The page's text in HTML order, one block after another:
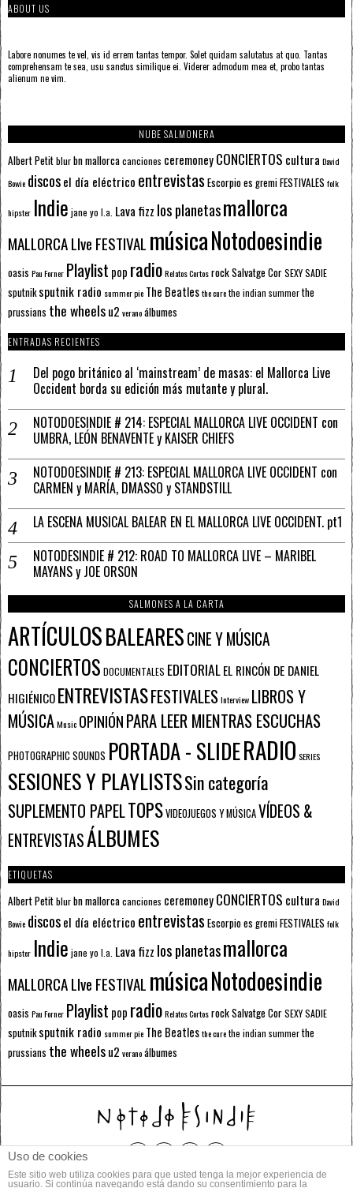
ABOUT US
Labore nonumes te vel, vis id errem tantas tempor. Solet quidam salutatus at quo. Tantas
comprehensam te sea, usu sanctus similique ei. Viderer admodum mea et, probo tantas
alienum ne vim.
NUBE SALMONERA
Albert Petitblurbn mallorcacanciones ceremoneyCONCIERTOS cultura David
Bowie discosel día eléctrico entrevistas Escorpioes gremiFESTIVALES folk
hipster Indie jane yo l.a. Lava fizz los planetasmallorca
MALLORCA LIve FESTIVAL músicaNotodoesindie
oasis Pau Forner Playlist pop radioRelatos CortosrockSalvatge CorSEXY SADIE
sputnik sputnik radio summer pie The Beatlesthe curethe indian summerthe
prussians the wheelsu2 veranoálbumes
ENTRADAS RECIENTES
Del pogo británico al ‘mainstream’ de masas: el Mallorca Live
Occident borda su edición más mutante y plural.
NOTODOESINDIE # 214: ESPECIAL MALLORCA LIVE OCCIDENT con
UMBRA, LEÓN BENAVENTE y KAISER CHIEFS
NOTODOESINDIE # 213: ESPECIAL MALLORCA LIVE OCCIDENT con
CARMEN y MARÍA, DMASSO y STANDSTILL
LA ESCENA MUSICAL BALEAR EN EL MALLORCA LIVE OCCIDENT. pt1
NOTODESINDIE # 212: ROAD TO MALLORCA LIVE – MARIBEL
MAYANS y JOE ORSON
SALMONES A LA CARTA
ARTÍCULOSBALEARESCINE Y MÚSICA
CONCIERTOS DOCUMENTALES EDITORIALEL RINCÓN DE DANIEL
HIGIÉNICOENTREVISTASFESTIVALESInterview LIBROS Y
MÚSICAMusic OPINIÓNPARA LEER MIENTRAS ESCUCHAS
PHOTOGRAPHIC SOUNDS PORTADA - SLIDERADIO SERIES
SESIONES Y PLAYLISTSSin categoría
SUPLEMENTO PAPELTOPSVIDEOJUEGOS Y MÚSICAVÍDEOS &
ENTREVISTASÁLBUMES
ETIQUETAS
Albert Petitblurbn mallorcacanciones ceremoneyCONCIERTOS cultura David
Bowie discosel día eléctrico entrevistas Escorpioes gremiFESTIVALES folk
hipster Indie jane yo l.a. Lava fizz los planetasmallorca
MALLORCA LIve FESTIVAL músicaNotodoesindie
oasis Pau Forner Playlist pop radioRelatos CortosrockSalvatge CorSEXY SADIE
sputnik sputnik radio summer pie The Beatlesthe curethe indian summerthe
prussians the wheelsu2 veranoálbumes
© 2014 Todos los derechos reservados.
Uso de cookies
Este sitio web utiliza cookies para que usted tenga la mejor experiencia de
usuario. Si continúa navegando está dando su consentimiento para la